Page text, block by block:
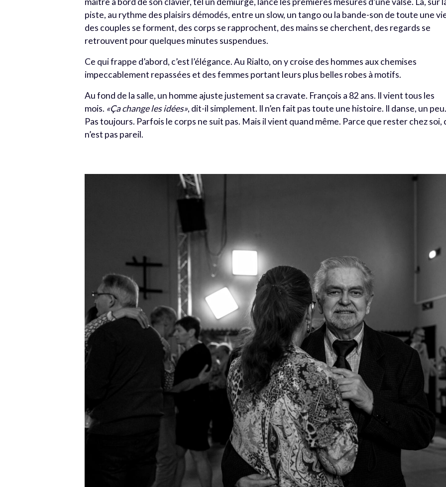
piste, au rythme des plaisirs démodés, entre un slow, un tango ou la bande-son de toute une
des couples se forment, des corps se rapprochent, des mains se cherchent, des regards se
retrouvent pour quelques minutes suspendues.
Ce qui frappe d’abord, c’est l’élégance. Au Rialto, on y croise des hommes aux chemises
impeccablement repassées et des femmes portant leurs plus belles robes à motifs.
Au fond de la salle, un homme ajuste justement sa cravate. François a 82 ans. Il vient tous les
mois. «Ça change les idées», dit-il simplement. Il n’en fait pas toute une histoire. Il danse, un
Pas toujours. Parfois le corps ne suit pas. Mais il vient quand même. Parce que rester chez soi,
n’est pas pareil.